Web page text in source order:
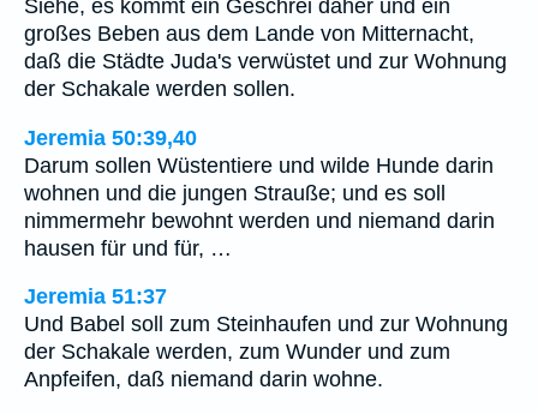
Siehe, es kommt ein Geschrei daher und ein
großes Beben aus dem Lande von Mitternacht,
daß die Städte Juda's verwüstet und zur Wohnung
der Schakale werden sollen.
Jeremia 50:39,40
Darum sollen Wüstentiere und wilde Hunde darin
wohnen und die jungen Strauße; und es soll
nimmermehr bewohnt werden und niemand darin
hausen für und für, …
Jeremia 51:37
Und Babel soll zum Steinhaufen und zur Wohnung
der Schakale werden, zum Wunder und zum
Anpfeifen, daß niemand darin wohne.